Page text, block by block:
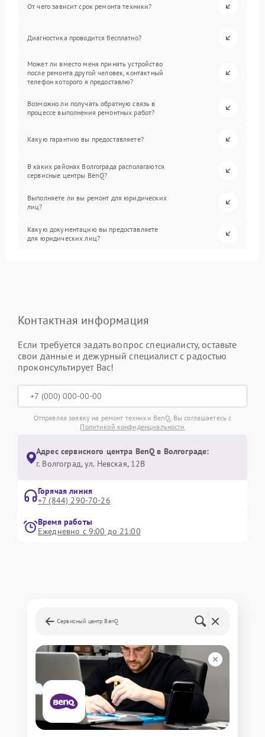
От чего зависит срок ремонта техники?
Диагностика проводится бесплатно?
Может ли вместо меня принять устройство
после ремонта другой человек, контактный
телефон которого я предоставлю?
Возможно ли получать обратную связь в
процессе выполнения ремонтных работ?
Какую гарантию вы предоставляете?
В каких районах Волгограда располагаются
сервисные центры BenQ?
Выполняете ли вы ремонт для юридических
лиц?
Какую документацию вы предоставляете
для юридических лиц?
Контактная информация
Если требуется задать вопрос специалисту, оставьте
свои данные и дежурный специалист с радостью
проконсультирует Вас!
Отправляя заявку на ремонт техники BenQ, Вы соглашаетесь с
Политикой конфиденциальности
Адрес сервисного центра BenQ в Волгограде:
г. Волгоград, ул. Невская, 12В
Горячая линия
+7 (844) 290-70-26
Время работы
Ежедневно с 9:00 до 21:00
Сервисный центр BenQ